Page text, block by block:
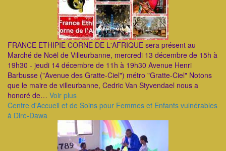
FRANCE ETHIPIE CORNE DE L'AFRIQUE sera présent au
Marché de Noël de Villeurbanne, mercredi 13 décembre de 15h à
19h30 - jeudi 14 décembre de 11h à 19h30 Avenue Henri
Barbusse ("Avenue des Gratte-Ciel") métro "Gratte-Ciel" Notons
que le maire de villeurbanne, Cedric Van Styvendael nous a
honoré de… Voir plus
Centre d'Accueil et de Soins pour Femmes et Enfants vulnérables
à Dire-Dawa